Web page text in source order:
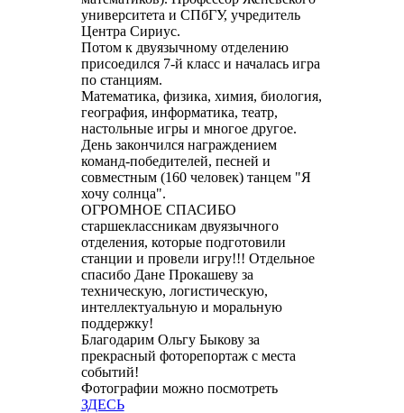
университета и СПбГУ, учредитель
Центра Сириус.
Потом к двуязычному отделению
присоедился 7-й класс и началась игра
по станциям.
Математика, физика, химия, биология,
география, информатика, театр,
настольные игры и многое другое.
День закончился награждением
команд-победителей, песней и
совместным (160 человек) танцем "Я
хочу солнца".
ОГРОМНОЕ СПАСИБО
старшеклассникам двуязычного
отделения, которые подготовили
станции и провели игру!!! Отдельное
спасибо Дане Прокашеву за
техническую, логистическую,
интеллектуальную и моральную
поддержку!
Благодарим Ольгу Быкову за
прекрасный фоторепортаж с места
событий!
Фотографии можно посмотреть
ЗДЕСЬ